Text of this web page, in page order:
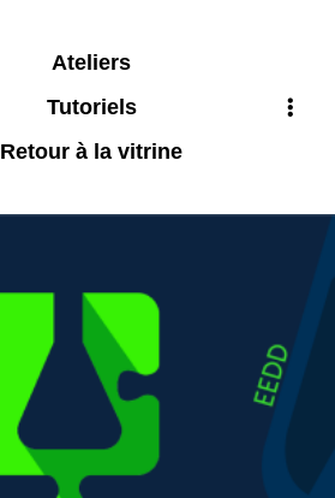
Ateliers
Tutoriels
Retour à la vitrine